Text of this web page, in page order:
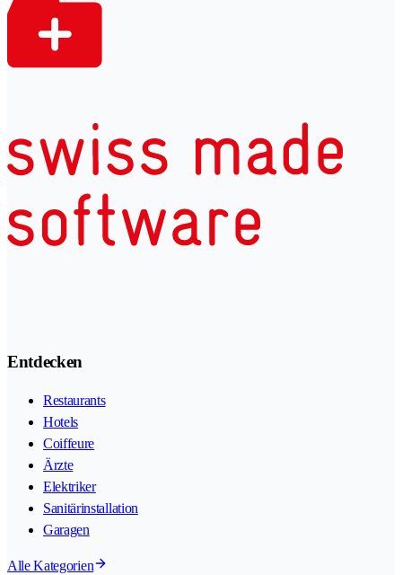
Entdecken
Restaurants
Hotels
Coiffeure
Ärzte
Elektriker
Sanitärinstallation
Garagen
Alle Kategorien